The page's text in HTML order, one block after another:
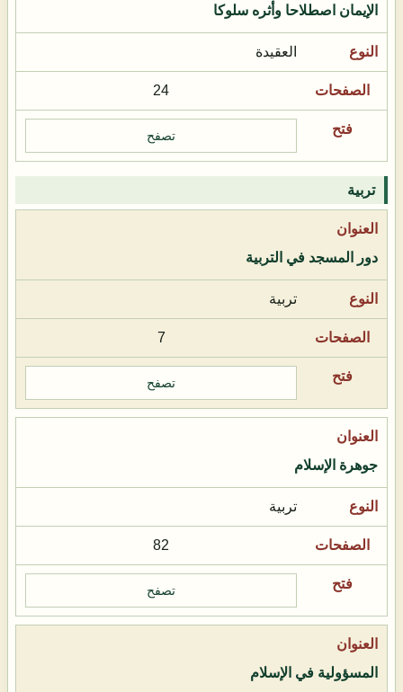
الإيمان اصطلاحا وأثره سلوكا
العقيدة
24
تصفح
تربية
دور المسجد في التربية
تربية
7
تصفح
جوهرة الإسلام
تربية
82
تصفح
المسؤولية في الإسلام